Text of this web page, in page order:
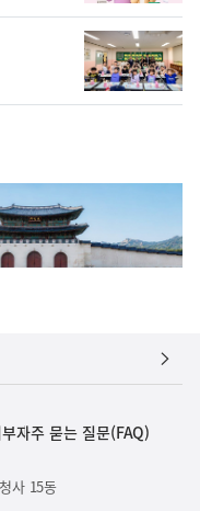
자주 묻는 질문(FAQ)
사 15동